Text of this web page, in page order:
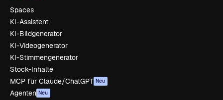
Spaces
KI-Assistent
KI-Bildgenerator
KI-Videogenerator
KI-Stimmengenerator
Stock-Inhalte
MCP für Claude/ChatGPT Neu
Agenten Neu